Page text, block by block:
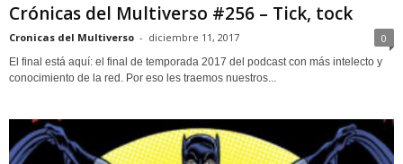
Crónicas del Multiverso #256 – Tick, tock
Cronicas del Multiverso - diciembre 11, 2017 0
El final está aquí: el final de temporada 2017 del podcast con más intelecto y
conocimiento de la red. Por eso les traemos nuestros...